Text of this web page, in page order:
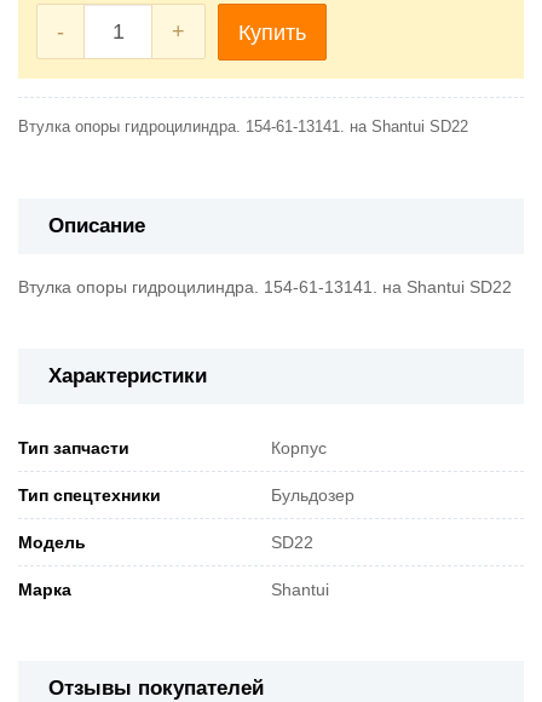
- + Купить
Втулка опоры гидроцилиндра. 154-61-13141. на Shantui SD22
Описание
Втулка опоры гидроцилиндра. 154-61-13141. на Shantui SD22
Характеристики
Тип запчасти Корпус
Тип спецтехники Бульдозер
Модель SD22
Марка Shantui
Отзывы покупателей